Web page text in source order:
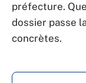
préfecture.
dossier passe
concrètes.